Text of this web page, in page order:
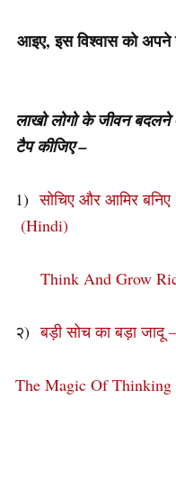
आइए, इस विश्वास को
लाखो लोगो के जीवन बदलने
टैप कीजिए –
1)सोचिए और आमिर बनिए
(Hindi)
Think And Grow
२)बड़ी सोच का बड़ा जादू –
The Magic Of